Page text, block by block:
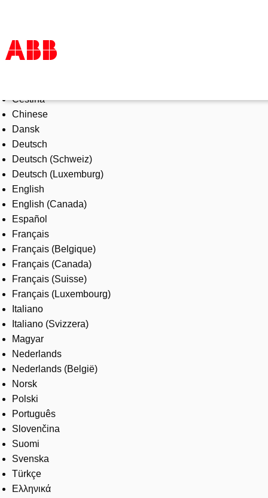
Products & Solutions
Industries
Services
About us
Where to buy
Contact us
Careers
Čeština
Chinese
Dansk
Deutsch
Deutsch (Schweiz)
Deutsch (Luxemburg)
English
English (Canada)
Español
Français
Français (Belgique)
Français (Canada)
Français (Suisse)
Français (Luxembourg)
Italiano
Italiano (Svizzera)
Magyar
Nederlands
Nederlands (België)
Norsk
Polski
Português
Slovenčina
Suomi
Svenska
Türkçe
Ελληνικά